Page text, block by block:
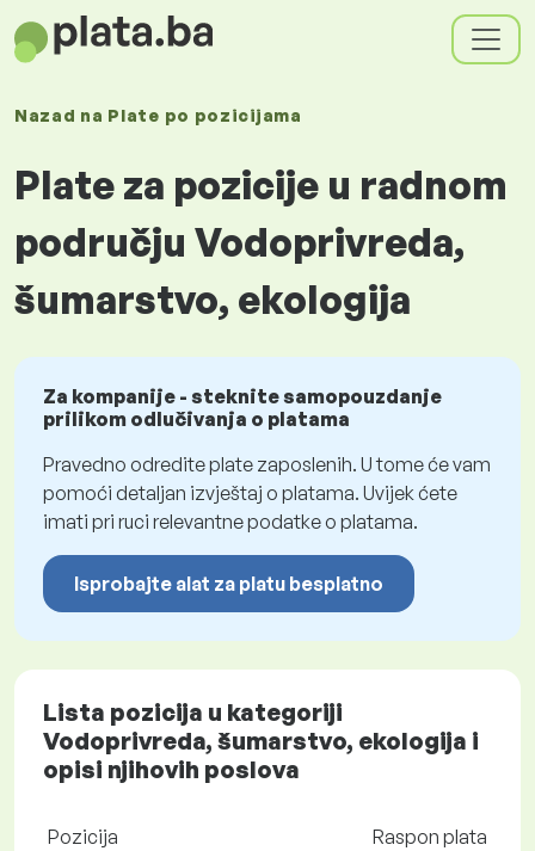
Nazad na Plate po pozicijama
Plate za pozicije u radnom
području Vodoprivreda,
šumarstvo, ekologija
Za kompanije - steknite samopouzdanje
prilikom odlučivanja o platama
Pravedno odredite plate zaposlenih. U tome će vam
pomoći detaljan izvještaj o platama. Uvijek ćete
imati pri ruci relevantne podatke o platama.
Isprobajte alat za platu besplatno
Lista pozicija u kategoriji
Vodoprivreda, šumarstvo, ekologija i
opisi njihovih poslova
Pozicija Raspon plata